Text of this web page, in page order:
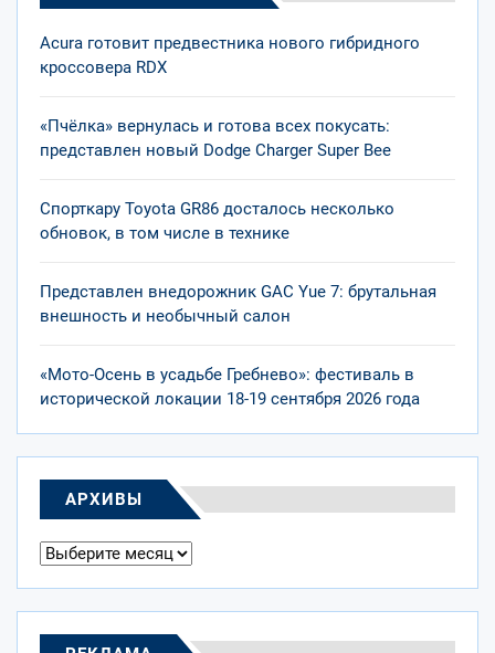
Acura готовит предвестника нового гибридного
кроссовера RDX
«Пчёлка» вернулась и готова всех покусать:
представлен новый Dodge Charger Super Bee
Спорткару Toyota GR86 досталось несколько
обновок, в том числе в технике
Представлен внедорожник GAC Yue 7: брутальная
внешность и необычный салон
«Мото-Осень в усадьбе Гребнево»: фестиваль в
исторической локации 18-19 сентября 2026 года
АРХИВЫ
Архивы